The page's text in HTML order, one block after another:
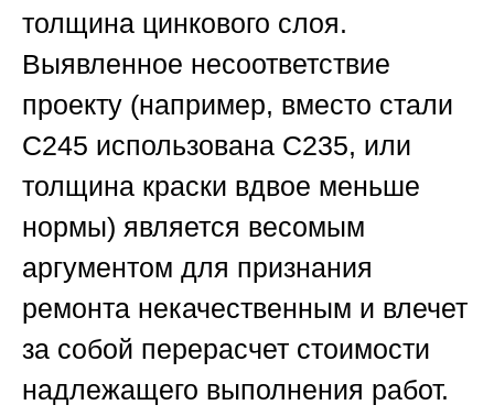
толщина цинкового слоя.
Выявленное несоответствие
проекту (например, вместо стали
С245 использована С235, или
толщина краски вдвое меньше
нормы) является весомым
аргументом для признания
ремонта некачественным и влечет
за собой перерасчет стоимости
надлежащего выполнения работ.